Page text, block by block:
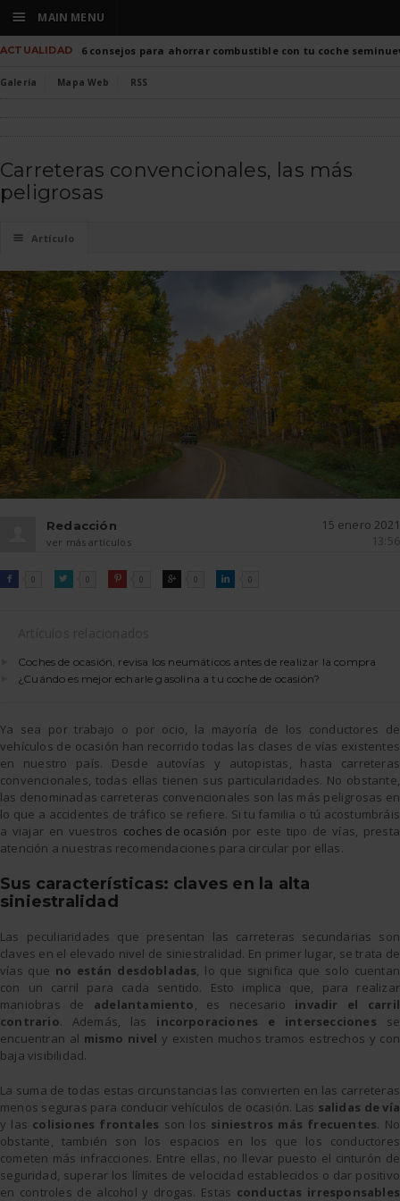
ACTUALIDAD 6 consejos para ahorrar combustible con tu coche
Galería Mapa Web RSS
Carreteras convencionales, las más
peligrosas
☰ Artículo
Redacción
ver más artículos
15 enero 2021
13:56

FACEBOOK
0 
TWITTER0 
PINTEREST
0 
GOOGLE0 
LINKEDIN
0
Coches de ocasión, revisa los neumáticos antes de realizar la compra
¿Cuándo es mejor echarle gasolina a tu coche de ocasión?
Ya sea por trabajo o por ocio, la mayoría de los conductores de
vehículos de ocasión han recorrido todas las clases de vías existentes
en nuestro país. Desde autovías y autopistas, hasta carreteras
convencionales, todas ellas tienen sus particularidades. No obstante,
las denominadas carreteras convencionales son las más peligrosas en
lo que a accidentes de tráfico se refiere. Si tu familia o tú acostumbráis
a viajar en vuestros coches de ocasión por este tipo de vías, presta
atención a nuestras recomendaciones para circular por ellas.
Sus características: claves en la alta
siniestralidad
Las peculiaridades que presentan las carreteras secundarias son
claves en el elevado nivel de siniestralidad. En primer lugar, se trata de
vías que no están desdobladas , lo que significa que solo cuentan
con un carril para cada sentido. Esto implica que, para realizar
maniobras de adelantamiento , es necesario invadir el carril
contrario. Además, las incorporaciones e intersecciones se
encuentran al mismo nivel y existen muchos tramos estrechos y con
baja visibilidad.
La suma de todas estas circunstancias las convierten en las carreteras
menos seguras para conducir vehículos de ocasión. Las salidas de vía
y las colisiones frontales son los siniestros más frecuentes. No
obstante, también son los espacios en los que los conductores
cometen más infracciones. Entre ellas, no llevar puesto el cinturón de
seguridad, superar los límites de velocidad establecidos o dar positivo
en controles de alcohol y drogas. Estas conductas irresponsables
☰ MAIN MENU